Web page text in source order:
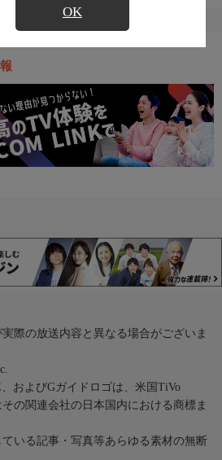
OK
際の放送内容と異なる場合がございま
およびGガイドロゴは、米国TiVo
の関連会社の日本国内における商標ま
いる記事・写真等あらゆる素材の無断